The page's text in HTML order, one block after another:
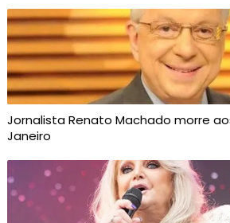
Jornalista Renato Machado morre
Janeiro